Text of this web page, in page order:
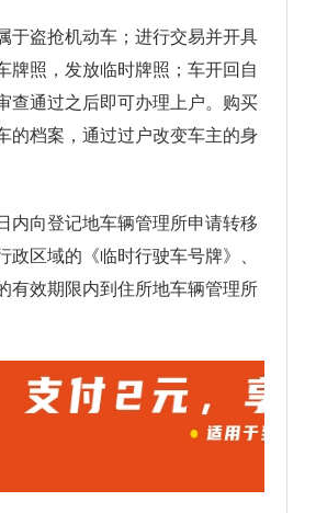
于盗抢机动车；进行交易并开具
牌照，发放临时牌照；车开回自
查通过之后即可办理上户。购买
的档案，通过过户改变车主的身
内向登记地车辆管理所申请转移
区域的《临时行驶车号牌》、
有效期限内到住所地车辆管理所